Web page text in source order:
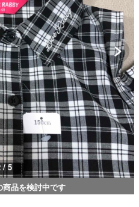
/ 5
商品を検討中です